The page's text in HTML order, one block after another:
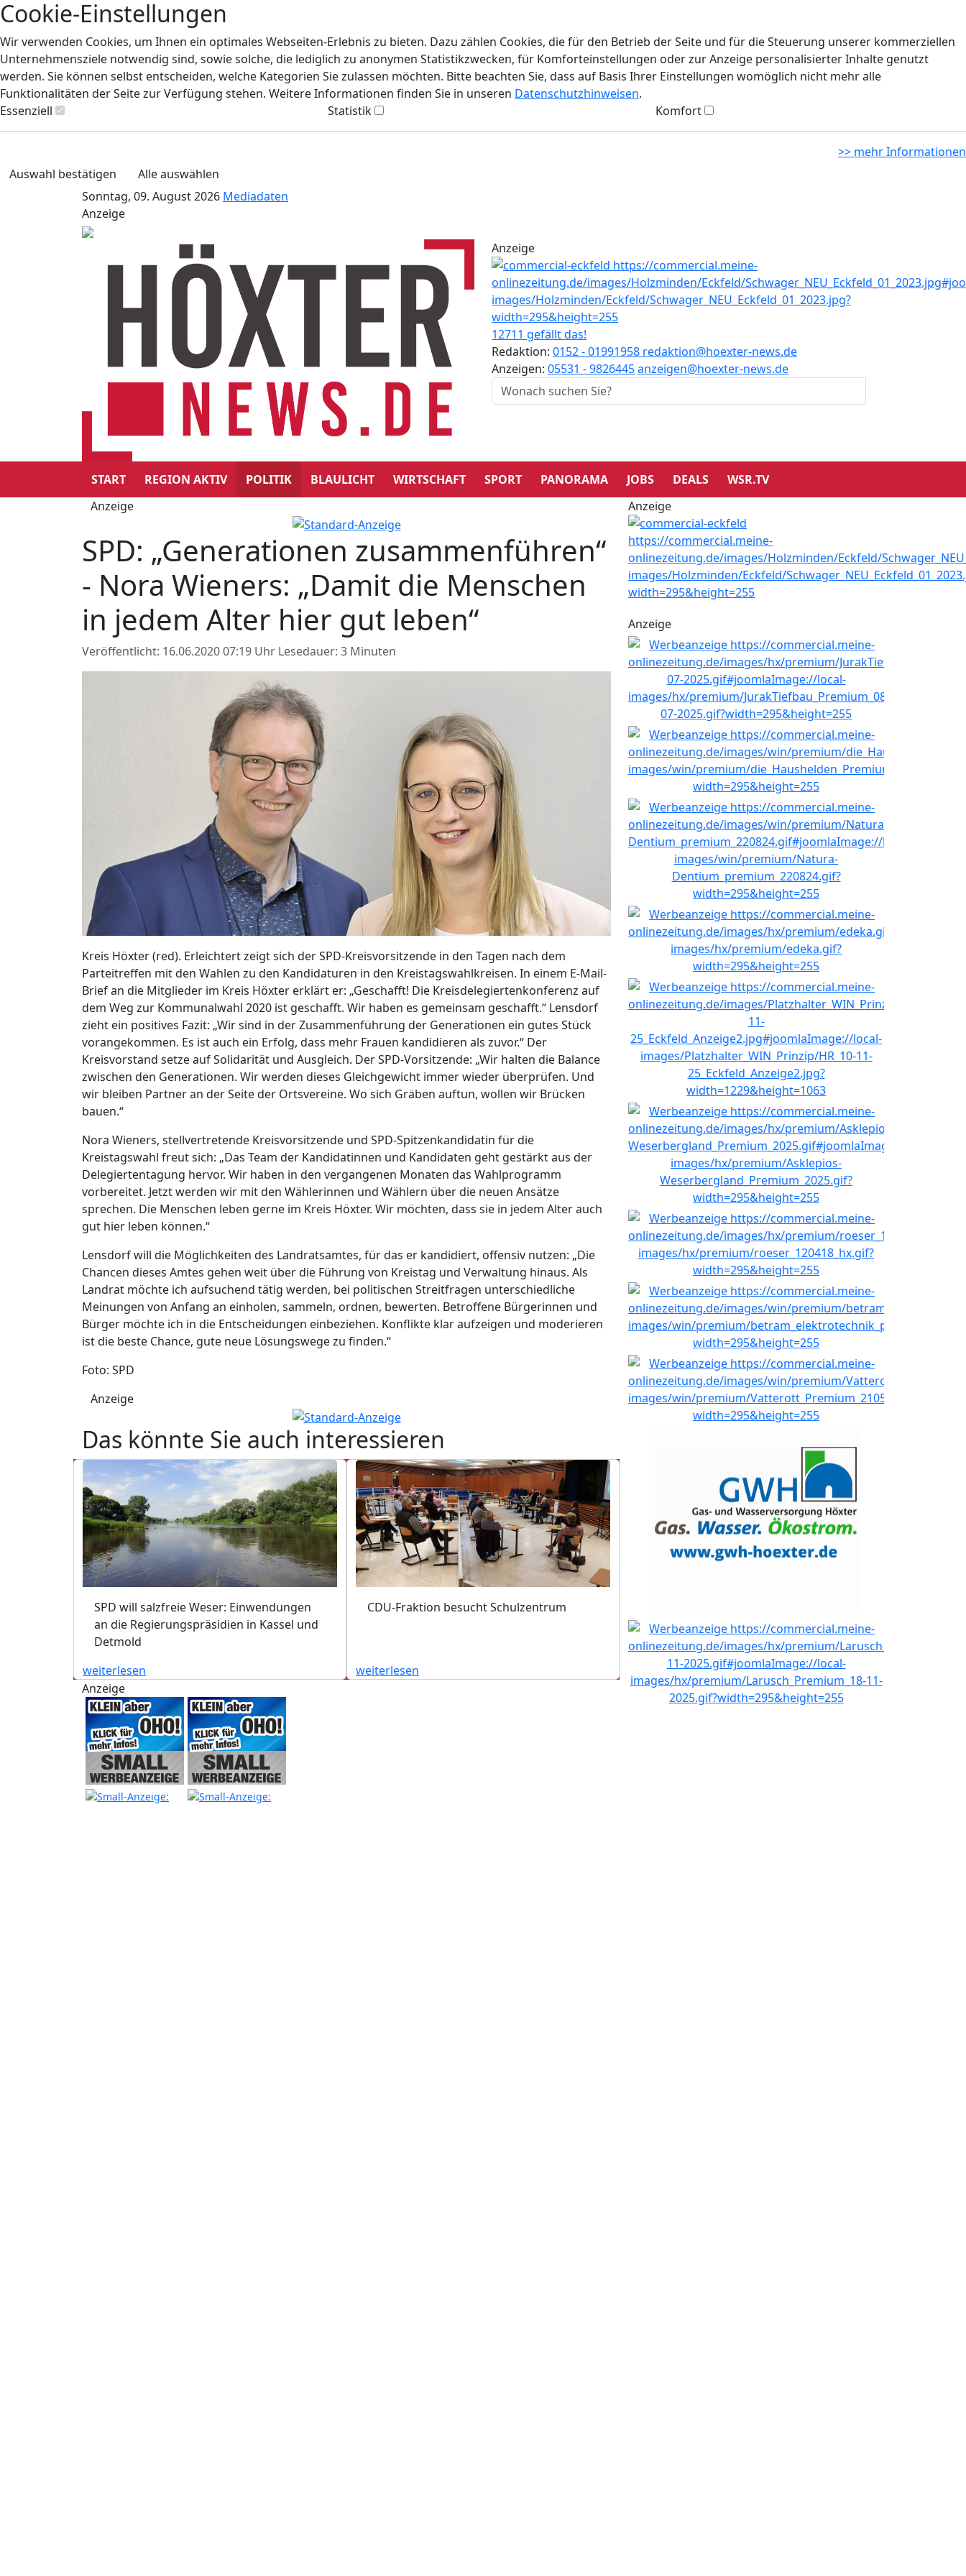
Cookie-Einstellungen
Wir verwenden Cookies, um Ihnen ein optimales Webseiten-Erlebnis zu bieten. Dazu zählen Cookies, die für den Betrieb der Seite und für die Steuerung unserer kommerziellen
Unternehmensziele notwendig sind, sowie solche, die lediglich zu anonymen Statistikzwecken, für Komforteinstellungen oder zur Anzeige personalisierter Inhalte genutzt
werden. Sie können selbst entscheiden, welche Kategorien Sie zulassen möchten. Bitte beachten Sie, dass auf Basis Ihrer Einstellungen womöglich nicht mehr alle
Funktionalitäten der Seite zur Verfügung stehen. Weitere Informationen finden Sie in unseren Datenschutzhinweisen.
Essenziell
Statistik Komfort
>> mehr Informationen
Auswahl bestätigen
Alle auswählen
Sonntag, 09. August 2026 Mediadaten
Anzeige
Anzeige
12711 gefällt das!
Redaktion: 0152 - 01991958 redaktion@hoexter-news.de
Anzeigen: 05531 - 9826445anzeigen@hoexter-news.de
START REGION AKTIV POLITIK BLAULICHT WIRTSCHAFT SPORT PANORAMA JOBS DEALS
WSR.TV
Anzeige
SPD: „Generationen zusammenführen“
- Nora Wieners: „Damit die Menschen
in jedem Alter hier gut leben“
Veröffentlicht: 16.06.2020 07:19 Uhr Lesedauer: 3 Minuten
Kreis Höxter (red). Erleichtert zeigt sich der SPD-Kreisvorsitzende in den Tagen nach dem
Parteitreffen mit den Wahlen zu den Kandidaturen in den Kreistagswahlkreisen. In einem E-Mail-
Brief an die Mitglieder im Kreis Höxter erklärt er: „Geschafft! Die Kreisdelegiertenkonferenz auf
dem Weg zur Kommunalwahl 2020 ist geschafft. Wir haben es gemeinsam geschafft.“ Lensdorf
zieht ein positives Fazit: „Wir sind in der Zusammenführung der Generationen ein gutes Stück
vorangekommen. Es ist auch ein Erfolg, dass mehr Frauen kandidieren als zuvor.“ Der
Kreisvorstand setze auf Solidarität und Ausgleich. Der SPD-Vorsitzende: „Wir halten die Balance
zwischen den Generationen. Wir werden dieses Gleichgewicht immer wieder überprüfen. Und
wir bleiben Partner an der Seite der Ortsvereine. Wo sich Gräben auftun, wollen wir Brücken
bauen.“
Nora Wieners, stellvertretende Kreisvorsitzende und SPD-Spitzenkandidatin für die
Kreistagswahl freut sich: „Das Team der Kandidatinnen und Kandidaten geht gestärkt aus der
Delegiertentagung hervor. Wir haben in den vergangenen Monaten das Wahlprogramm
vorbereitet. Jetzt werden wir mit den Wählerinnen und Wählern über die neuen Ansätze
sprechen. Die Menschen leben gerne im Kreis Höxter. Wir möchten, dass sie in jedem Alter auch
gut hier leben können.“
Lensdorf will die Möglichkeiten des Landratsamtes, für das er kandidiert, offensiv nutzen: „Die
Chancen dieses Amtes gehen weit über die Führung von Kreistag und Verwaltung hinaus. Als
Landrat möchte ich aufsuchend tätig werden, bei politischen Streitfragen unterschiedliche
Meinungen von Anfang an einholen, sammeln, ordnen, bewerten. Betroffene Bürgerinnen und
Bürger möchte ich in die Entscheidungen einbeziehen. Konflikte klar aufzeigen und moderieren
ist die beste Chance, gute neue Lösungswege zu finden.“
Foto: SPD
Anzeige
Das könnte Sie auch interessieren
SPD will salzfreie Weser: Einwendungen
an die Regierungspräsidien in Kassel und
Detmold
weiterlesen
CDU-Fraktion besucht Schulzentrum
weiterlesen
Anzeige
Anzeige
Anzeige